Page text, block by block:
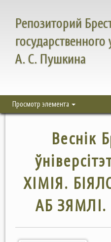
Репозиторий
А. С. Пушкина
Просмотр элемента
Веснiк
ХІМІЯ.
АБ